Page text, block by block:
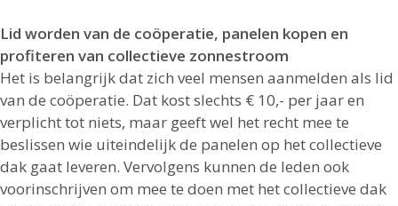
Lid worden van de coöperatie, panelen kopen en
profiteren van collectieve zonnestroom
Het is belangrijk dat zich veel mensen aanmelden als lid
van de coöperatie. Dat kost slechts € 10,- per jaar en
verplicht tot niets, maar geeft wel het recht mee te
beslissen wie uiteindelijk de panelen op het collectieve
dak gaat leveren. Vervolgens kunnen de leden ook
voorinschrijven om mee te doen met het collectieve dak